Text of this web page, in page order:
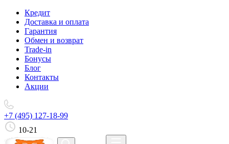
Кредит
Доставка и оплата
Гарантия
Обмен и возврат
Trade-in
Бонусы
Блог
Контакты
Акции
+7 (495) 127-18-99
10-21